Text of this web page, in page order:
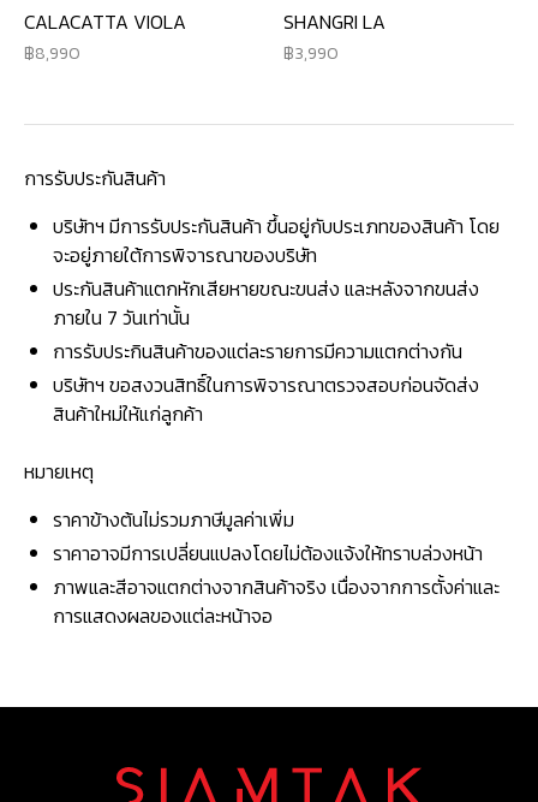
CALACATTA VIOLA
8,990
SHANGRI LA
3,990
การรับประกันสินค้า
บริษัทฯ มีการรับประกันสินค้า ขึ้นอยู่กับประเภทของสินค้า โดย
จะอยู่ภายใต้การพิจารณาของบริษัท
ประกันสินค้าแตกหักเสียหายขณะขนส่ง และหลังจากขนส่ง
ภายใน 7 วันเท่านั้น
การรับประกินสินค้าของแต่ละรายการมีความแตกต่างกัน
บริษัทฯ ขอสงวนสิทธิ์ในการพิจารณาตรวจสอบก่อนจัดส่ง
สินค้าใหม่ให้แก่ลูกค้า
หมายเหตุ
ราคาข้างต้นไม่รวมภาษีมูลค่าเพิ่ม
ราคาอาจมีการเปลี่ยนแปลงโดยไม่ต้องแจ้งให้ทราบล่วงหน้า
ภาพและสีอาจแตกต่างจากสินค้าจริง เนื่องจากการตั้งค่าและ
การแสดงผลของแต่ละหน้าจอ